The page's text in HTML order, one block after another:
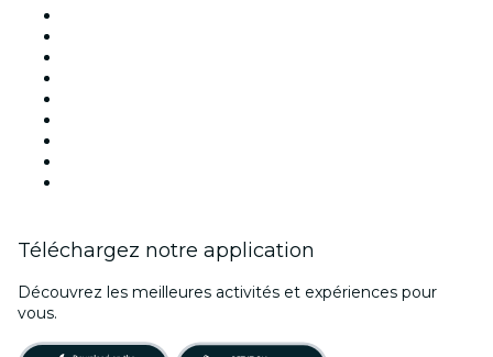
Téléchargez notre application
Découvrez les meilleures activités et expériences pour
vous.